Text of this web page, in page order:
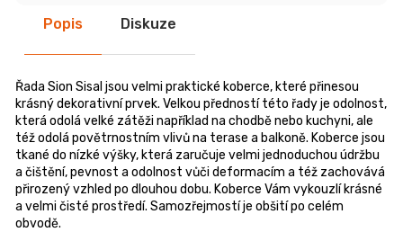
Popis Diskuze
Řada Sion Sisal jsou velmi praktické koberce, které přinesou
krásný dekorativní prvek. Velkou předností této řady je odolnost,
která odolá velké zátěži například na chodbě nebo kuchyni, ale
též odolá povětrnostním vlivů na terase a balkoně. Koberce jsou
tkané do nízké výšky, která zaručuje velmi jednoduchou údržbu
a čištění, pevnost a odolnost vůči deformacím a též zachovává
přirozený vzhled po dlouhou dobu. Koberce Vám vykouzlí krásné
a velmi čisté prostředí. Samozřejmostí je obšití po celém
obvodě.